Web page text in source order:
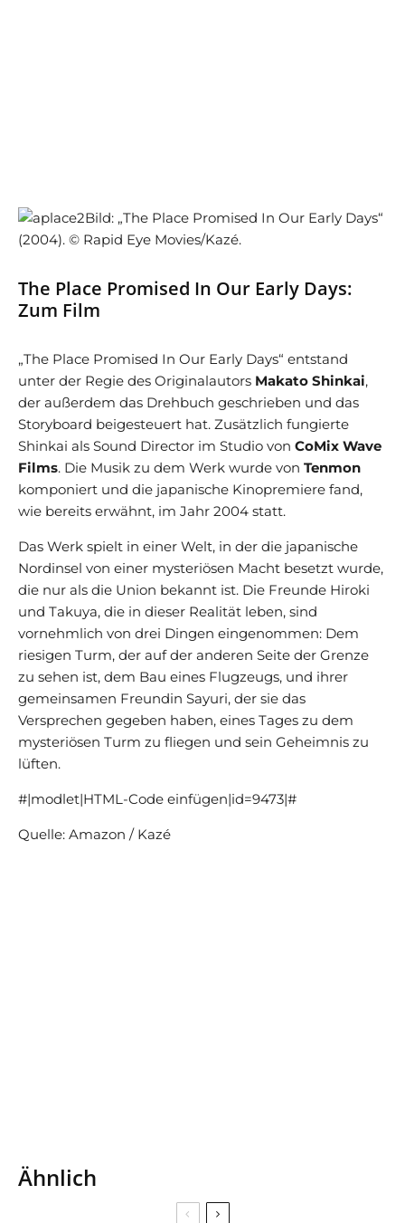
Bild: „The Place Promised In Our Early Days“
(2004). © Rapid Eye Movies/Kazé.
The Place Promised In Our Early Days:
Zum Film
„The Place Promised In Our Early Days“ entstand
unter der Regie des Originalautors Makato Shinkai,
der außerdem das Drehbuch geschrieben und das
Storyboard beigesteuert hat. Zusätzlich fungierte
Shinkai als Sound Director im Studio von CoMix Wave
Films. Die Musik zu dem Werk wurde von Tenmon
komponiert und die japanische Kinopremiere fand,
wie bereits erwähnt, im Jahr 2004 statt.
Das Werk spielt in einer Welt, in der die japanische
Nordinsel von einer mysteriösen Macht besetzt wurde,
die nur als die Union bekannt ist. Die Freunde Hiroki
und Takuya, die in dieser Realität leben, sind
vornehmlich von drei Dingen eingenommen: Dem
riesigen Turm, der auf der anderen Seite der Grenze
zu sehen ist, dem Bau eines Flugzeugs, und ihrer
gemeinsamen Freundin Sayuri, der sie das
Versprechen gegeben haben, eines Tages zu dem
mysteriösen Turm zu fliegen und sein Geheimnis zu
lüften.
#|modlet|HTML-Code einfügen|id=9473|#
Quelle: Amazon / Kazé
Ähnlich